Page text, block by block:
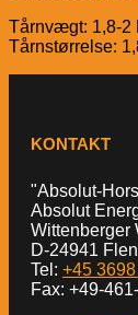
Tårnvægt: 1,8-2
Tårnstørrelse:
KONTAKT
"Absolut-
Absolut
Wittenberger
D-24941
Tel: +45
Fax: +49-